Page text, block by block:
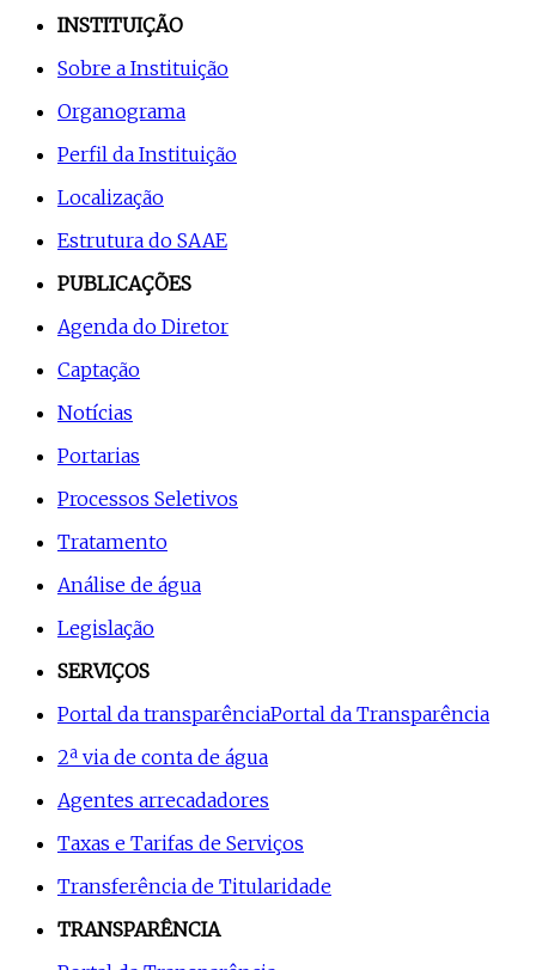
INSTITUIÇÃO
Sobre a Instituição
Organograma
Perfil da Instituição
Localização
Estrutura do SAAE
PUBLICAÇÕES
Agenda do Diretor
Captação
Notícias
Portarias
Processos Seletivos
Tratamento
Análise de água
Legislação
SERVIÇOS
Portal da transparênciaPortal da Transparência
2ª via de conta de água
Agentes arrecadadores
Taxas e Tarifas de Serviços
Transferência de Titularidade
TRANSPARÊNCIA